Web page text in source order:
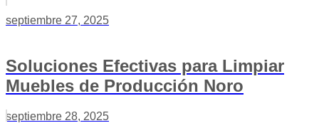
septiembre 27, 2025
Soluciones Efectivas para Limpiar
Muebles de Producción Noro
septiembre 28, 2025